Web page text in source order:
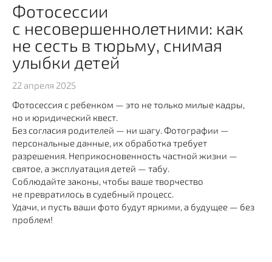
Фотосессии
с несовершеннолетними: как
не сесть в тюрьму, снимая
улыбки детей
22 апреля 2025
Фотосессия с ребенком — это не только милые кадры,
но и юридический квест.
Без согласия родителей — ни шагу. Фотографии —
персональные данные, их обработка требует
разрешения. Неприкосновенность частной жизни —
святое, а эксплуатация детей — табу.
Соблюдайте законы, чтобы ваше творчество
не превратилось в судебный процесс.
Удачи, и пусть ваши фото будут яркими, а будущее — без
проблем!